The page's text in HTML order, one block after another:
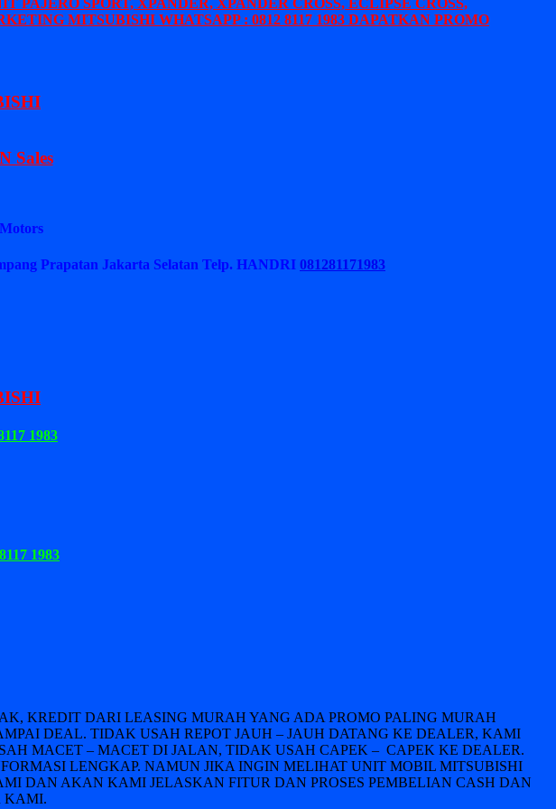
MITSUBISHI WHATSAPP : 0812 8117 1983 DAPATKAN PROMO
Sales
Prapatan Jakarta Selatan Telp. HANDRI 081281171983
1983
1983
KREDIT DARI LEASING MURAH YANG ADA PROMO PALING MURAH
DEAL. TIDAK USAH REPOT JAUH – JAUH DATANG KE DEALER, KAMI
MACET – MACET DI JALAN, TIDAK USAH CAPEK – CAPEK KE DEALER.
LENGKAP. NAMUN JIKA INGIN MELIHAT UNIT MOBIL MITSUBISHI
DAN AKAN KAMI JELASKAN FITUR DAN PROSES PEMBELIAN CASH DAN
KAMI.